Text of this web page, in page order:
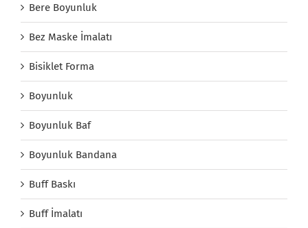
Bere Boyunluk
Bez Maske İmalatı
Bisiklet Forma
Boyunluk
Boyunluk Baf
Boyunluk Bandana
Buff Baskı
Buff İmalatı